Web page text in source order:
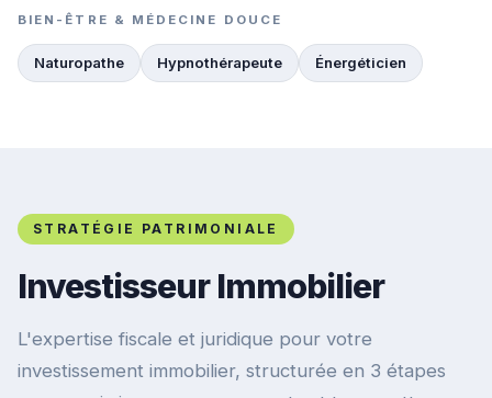
BIEN-ÊTRE & MÉDECINE DOUCE
Naturopathe Hypnothérapeute Énergéticien
STRATÉGIE PATRIMONIALE
Investisseur Immobilier
L'expertise fiscale et juridique pour votre
investissement immobilier, structurée en 3 étapes